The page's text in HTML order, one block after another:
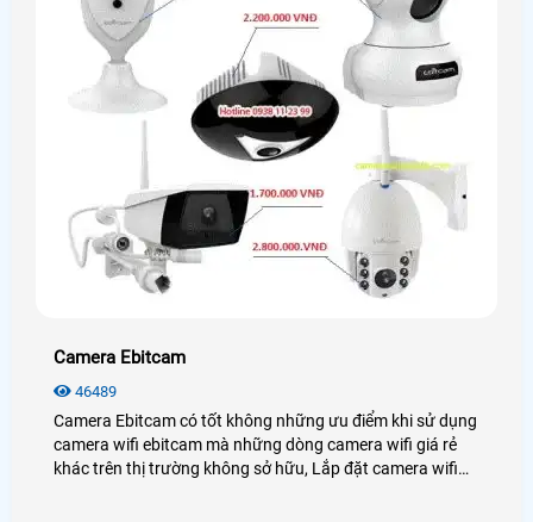
Camera Ebitcam
46489
Camera Ebitcam có tốt không những ưu điểm khi sử dụng
camera wifi ebitcam mà những dòng camera wifi giá rẻ
khác trên thị trường không sở hữu, Lắp đặt camera wifi